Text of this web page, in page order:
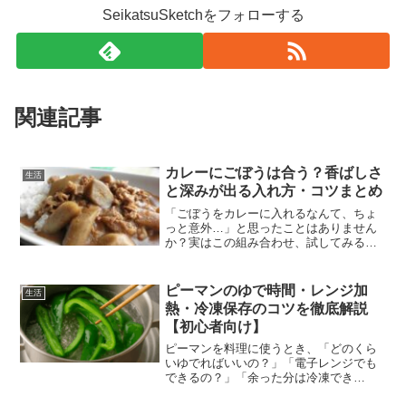
SeikatsuSketchをフォローする
関連記事
生活
カレーにごぼうは合う？香ばしさ
と深みが出る入れ方・コツまとめ
「ごぼうをカレーに入れるなんて、ちょ
っと意外…」と思ったことはありません
か？実はこの組み合わせ、試してみると
やかで深みのある味わいに変えてくれま
す。さらに、シャキッとし...
生活
ピーマンのゆで時間・レンジ加
熱・冷凍保存のコツを徹底解説
【初心者向け】
ピーマンを料理に使うとき、「どのくら
いゆでればいいの？」「電子レンジでも
できるの？」「余った分は冷凍でき